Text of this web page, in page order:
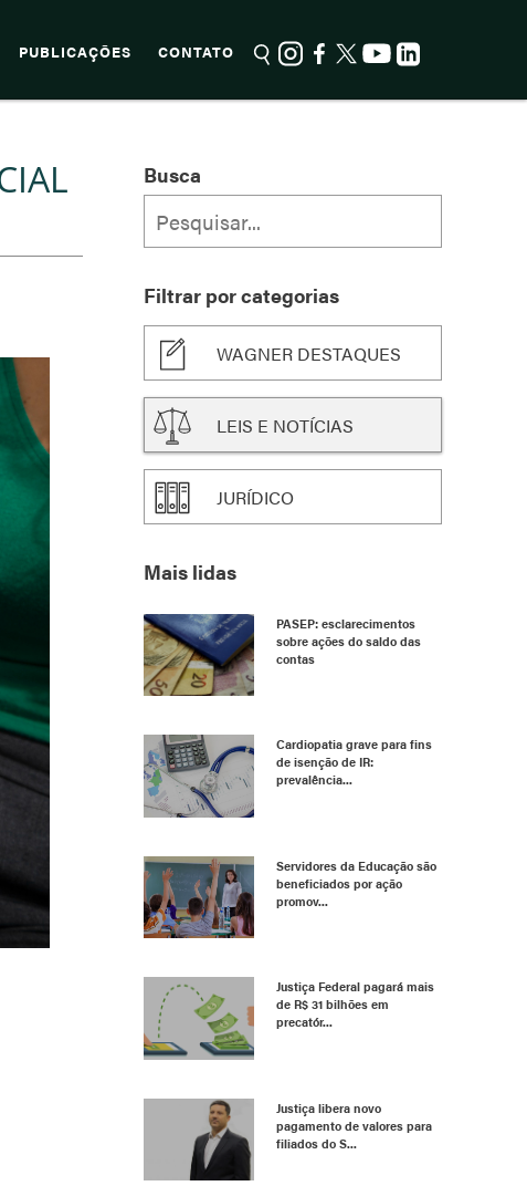
PUBLICAÇÕES CONTATO
Busca
Filtrar por categorias
WAGNER DESTAQUES
LEIS E NOTÍCIAS
JURÍDICO
Mais lidas
PASEP: esclarecimentos
sobre ações do saldo das
contas
Cardiopatia grave para fins
de isenção de IR:
prevalência...
Servidores da Educação são
beneficiados por ação
promov...
Justiça Federal pagará mais
de R$ 31 bilhões em
precatór...
Justiça libera novo
pagamento de valores para
filiados do S...